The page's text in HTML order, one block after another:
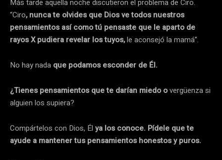
Más tarde aquella noche discutieron el problema de Ciro.
“Ciro, nunca te olvides que Dios ve todos nuestros
pensamientos así como tú pensaste que le aparto de
rayos X pudiera revelar los tuyos,le aconsejó la mamá”.
No hay nada que podamos esconder de Él.
¿Tienes pensamientos que te darían miedo overgüenza si
alguien los supiera?
Compártelos con Dios, Él ya los conoce. Pídele que te
ayude a mantener tus pensamientos honestos y puros.